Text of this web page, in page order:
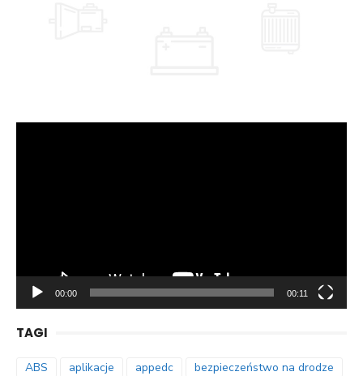
00:00 00:11
TAGI
ABS aplikacje appedc
bezpieczeństwo na drodze